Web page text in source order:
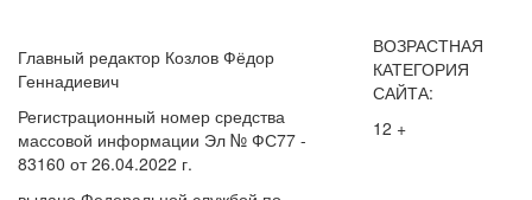
Главный редактор Козлов Фёдор
Геннадиевич
Регистрационный номер средства
массовой информации Эл № ФС77 -
83160 от 26.04.2022 г.
ВОЗРАСТНАЯ
КАТЕГОРИЯ
САЙТА:
12 +